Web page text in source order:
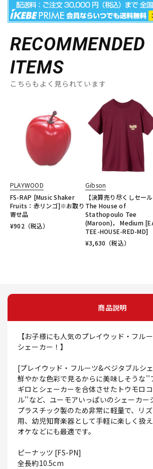
RECOMMENDED
ITEMS
こちらもよく見られています
PLAYWOOD
FS-RAP [Music Shaker
Fruits：赤リンゴ]※お取り
寄せ品
¥902（税込）
Gibson
【決算売り尽くしセール
The House of
Stathopoulo Tee
(Maroon)， Medium
TEE-HOUSE-RED-MD]
¥3,630 （税込）
商品説明
【お子様にも人気のプレイウッド・フル
シェーカー！】
[プレイウッド・フルーツ&ベジタブルシ
鮮やかな色彩で見るからに美味しそうな''
ギロとシェーカーを合体させたトウモロ
ル''など、ユーモアいっぱいのシェーカー
プラスチック製のため非常に軽量で、リ
用、幼児知育楽器として手軽に楽しく扱
オケなどにも最適です。
ピーナッツ [FS-PN]
全長約10.5cm